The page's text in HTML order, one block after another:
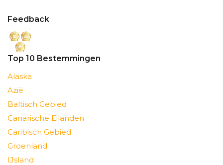
Feedback
Top 10 Bestemmingen
Alaska
Azië
Baltisch Gebied
Canarische Eilanden
Caribisch Gebied
Groenland
IJsland